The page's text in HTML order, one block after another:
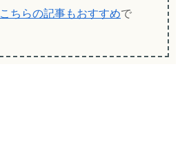
こちらの記事もおすすめで